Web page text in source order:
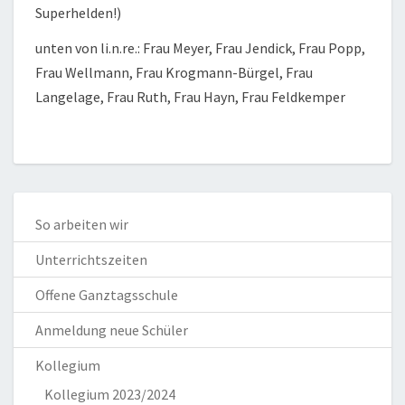
Superhelden!)
unten von li.n.re.: Frau Meyer, Frau Jendick, Frau Popp,
Frau Wellmann, Frau Krogmann-Bürgel, Frau
Langelage, Frau Ruth, Frau Hayn, Frau Feldkemper
So arbeiten wir
Unterrichtszeiten
Offene Ganztagsschule
Anmeldung neue Schüler
Kollegium
Kollegium 2023/2024